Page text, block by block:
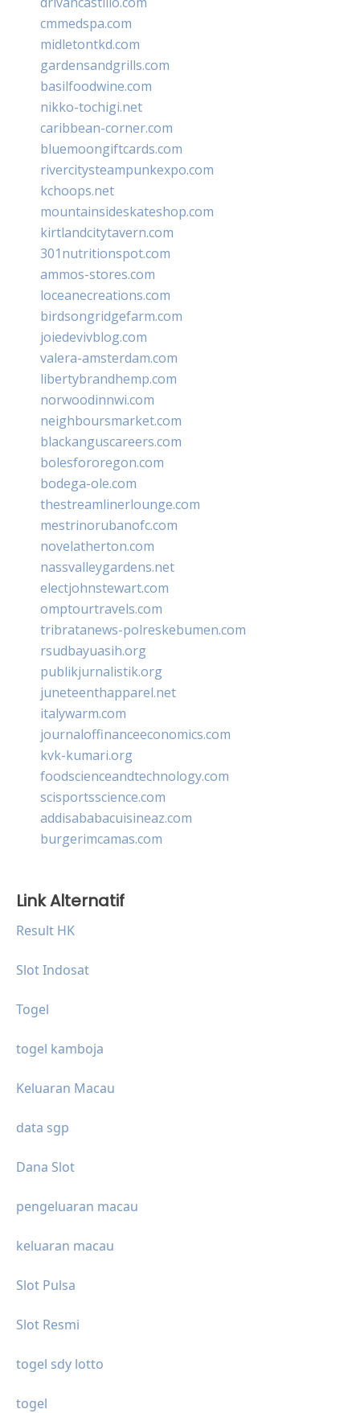
cmmedspa.com
midletontkd.com
gardensandgrills.com
basilfoodwine.com
nikko-tochigi.net
caribbean-corner.com
bluemoongiftcards.com
rivercitysteampunkexpo.com
kchoops.net
mountainsideskateshop.com
kirtlandcitytavern.com
301nutritionspot.com
ammos-stores.com
loceanecreations.com
birdsongridgefarm.com
joiedevivblog.com
valera-amsterdam.com
libertybrandhemp.com
norwoodinnwi.com
neighboursmarket.com
blackanguscareers.com
bolesfororegon.com
bodega-ole.com
thestreamlinerlounge.com
mestrinorubanofc.com
novelatherton.com
nassvalleygardens.net
electjohnstewart.com
omptourtravels.com
tribratanews-polreskebumen.com
rsudbayuasih.org
publikjurnalistik.org
juneteenthapparel.net
italywarm.com
journaloffinanceeconomics.com
kvk-kumari.org
foodscienceandtechnology.com
scisportsscience.com
addisababacuisineaz.com
burgerimcamas.com
Link Alternatif
Result HK
Slot Indosat
Togel
togel kamboja
Keluaran Macau
data sgp
Dana Slot
pengeluaran macau
keluaran macau
Slot Pulsa
Slot Resmi
togel sdy lotto
togel